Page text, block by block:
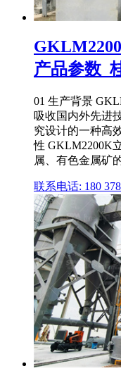
产品参数_
01 生产背景
吸收国内外先进
究设计的一种高
性 GKLM2200K
属、有色金属矿
联系电话: 180